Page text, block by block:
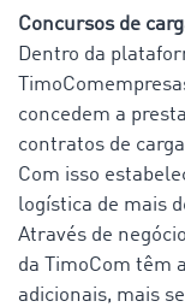
Concursos de
Dentro da
concedem a
contratos de
Com isso
logística de mais
Através de
da TimoCom têm
adicionais, mais